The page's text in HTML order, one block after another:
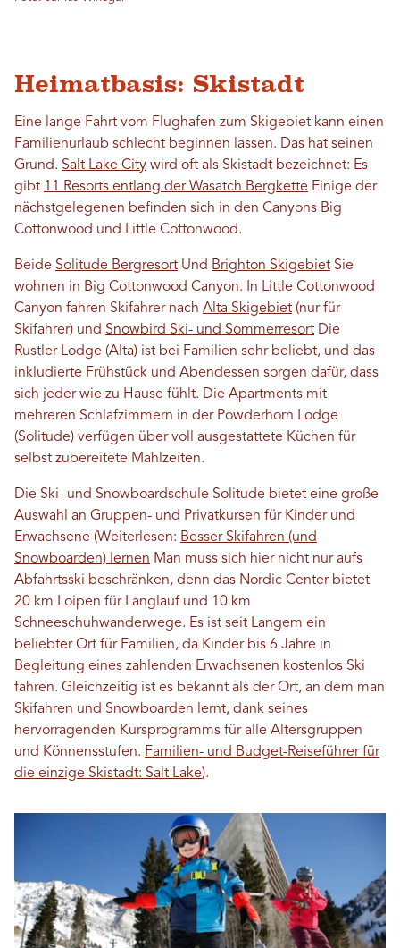
Heimatbasis: Skistadt
Eine lange Fahrt vom Flughafen zum Skigebiet kann einen
Familienurlaub schlecht beginnen lassen. Das hat seinen
Grund. Salt Lake City wird oft als Skistadt bezeichnet: Es
gibt 11 Resorts entlang der Wasatch Bergkette Einige der
nächstgelegenen befinden sich in den Canyons Big
Cottonwood und Little Cottonwood.
Beide Solitude Bergresort Und Brighton Skigebiet Sie
wohnen in Big Cottonwood Canyon. In Little Cottonwood
Canyon fahren Skifahrer nach Alta Skigebiet (nur für
Skifahrer) und Snowbird Ski- und Sommerresort Die
Rustler Lodge (Alta) ist bei Familien sehr beliebt, und das
inkludierte Frühstück und Abendessen sorgen dafür, dass
sich jeder wie zu Hause fühlt. Die Apartments mit
mehreren Schlafzimmern in der Powderhorn Lodge
(Solitude) verfügen über voll ausgestattete Küchen für
selbst zubereitete Mahlzeiten.
Die Ski- und Snowboardschule Solitude bietet eine große
Auswahl an Gruppen- und Privatkursen für Kinder und
Erwachsene (Weiterlesen: Besser Skifahren (und
Snowboarden) lernen Man muss sich hier nicht nur aufs
Abfahrtsski beschränken, denn das Nordic Center bietet
20 km Loipen für Langlauf und 10 km
Schneeschuhwanderwege. Es ist seit Langem ein
beliebter Ort für Familien, da Kinder bis 6 Jahre in
Begleitung eines zahlenden Erwachsenen kostenlos Ski
fahren. Gleichzeitig ist es bekannt als der Ort, an dem man
Skifahren und Snowboarden lernt, dank seines
hervorragenden Kursprogramms für alle Altersgruppen
und Könnensstufen. Familien- und Budget-Reiseführer für
die einzige Skistadt: Salt Lake).